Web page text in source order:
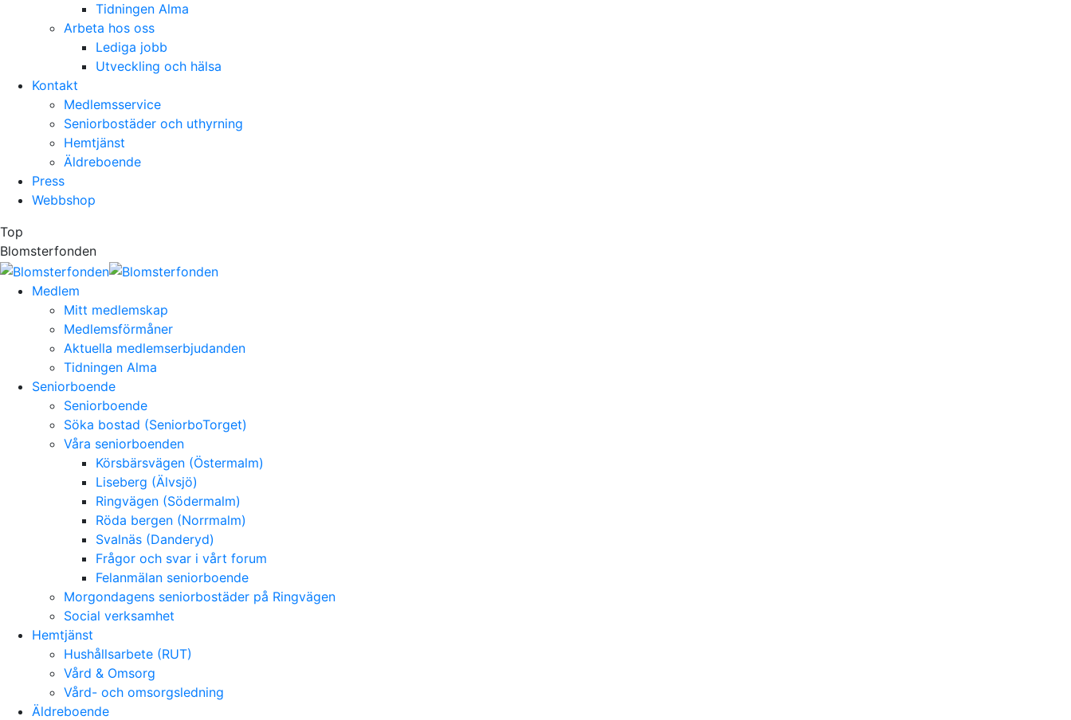
Tidningen Alma
Arbeta hos oss
Lediga jobb
Utveckling och hälsa
Kontakt
Medlemsservice
Seniorbostäder och uthyrning
Hemtjänst
Äldreboende
Press
Webbshop
Top
Blomsterfonden
Medlem
Mitt medlemskap
Medlemsförmåner
Aktuella medlemserbjudanden
Tidningen Alma
Seniorboende
Seniorboende
Söka bostad (SeniorboTorget)
Våra seniorboenden
Körsbärsvägen (Östermalm)
Liseberg (Älvsjö)
Ringvägen (Södermalm)
Röda bergen (Norrmalm)
Svalnäs (Danderyd)
Frågor och svar i vårt forum
Felanmälan seniorboende
Morgondagens seniorbostäder på Ringvägen
Social verksamhet
Hemtjänst
Hushållsarbete (RUT)
Vård & Omsorg
Vård- och omsorgsledning
Äldreboende